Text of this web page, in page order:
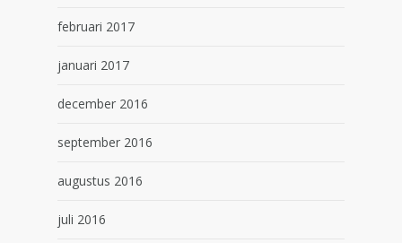
februari 2017
januari 2017
december 2016
september 2016
augustus 2016
juli 2016